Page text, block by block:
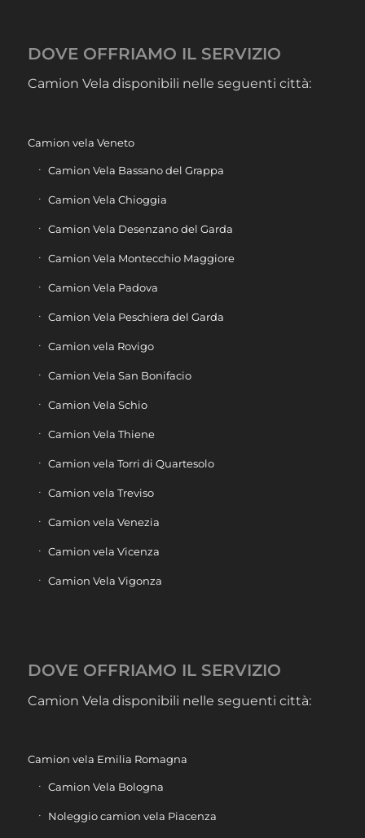
DOVE OFFRIAMO IL SERVIZIO
Camion Vela disponibili nelle seguenti città:
Camion vela Veneto
Camion Vela Bassano del Grappa
Camion Vela Chioggia
Camion Vela Desenzano del Garda
Camion Vela Montecchio Maggiore
Camion Vela Padova
Camion Vela Peschiera del Garda
Camion vela Rovigo
Camion Vela San Bonifacio
Camion Vela Schio
Camion Vela Thiene
Camion vela Torri di Quartesolo
Camion vela Treviso
Camion vela Venezia
Camion vela Vicenza
Camion Vela Vigonza
DOVE OFFRIAMO IL SERVIZIO
Camion Vela disponibili nelle seguenti città:
Camion vela Emilia Romagna
Camion Vela Bologna
Noleggio camion vela Piacenza